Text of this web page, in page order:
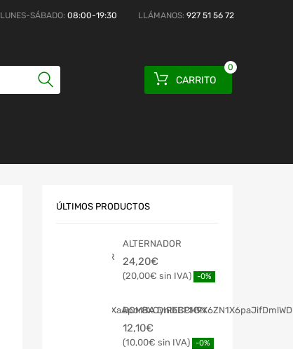
LUNES-SÁBADO: 08:00-19:30 LLÁMANOS: 927 51 56 72
CARRITO
0
ÚLTIMOS PRODUCTOS
ALTERNADOR
24,20€
20,00€ -0%
BOMBA DIRECCION
12,10€
10,00€ -0%